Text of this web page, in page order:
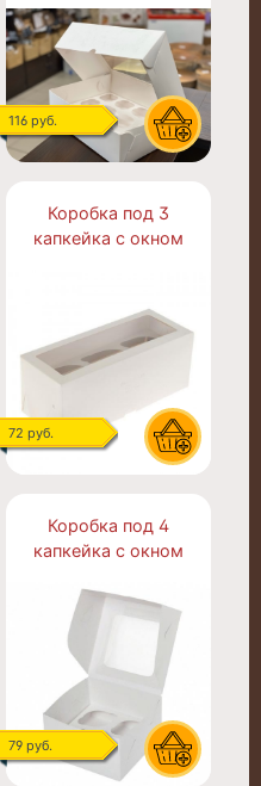
116 руб.
72 руб.
Коробка под 3
капкейка с окном
79 руб.
Коробка под 4
капкейка с окном